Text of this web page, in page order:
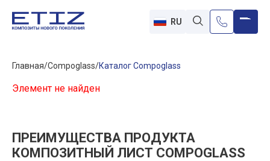
RU
Главная Compoglass Каталог Compoglass
Элемент не найден
ПРЕИМУЩЕСТВА ПРОДУКТА
КОМПОЗИТНЫЙ ЛИСТ COMPOGLASS